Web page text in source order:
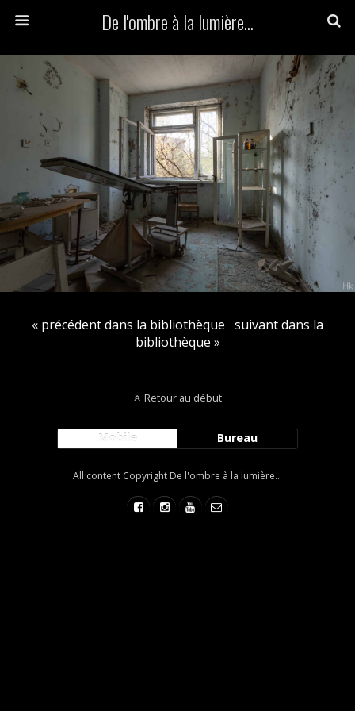
De l'ombre à la lumière...
« précédent dans la bibliothèque suivant dans la
bibliothèque »
Retour au début
Mobile Bureau
All content Copyright De l'ombre à la lumière...